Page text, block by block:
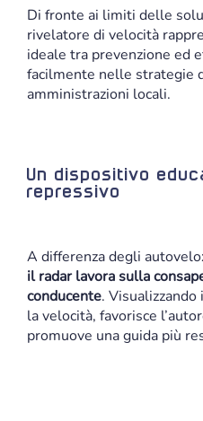
Di fronte ai limiti delle
rivelatore di velocità
ideale tra prevenzione ed
facilmente nelle strategie
amministrazioni locali.
Un dispositivo
repressivo
A differenza degli
il radar lavora sulla
conducente.
la velocità, favorisce
promuove una guida più